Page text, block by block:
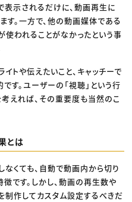
示されるだけに、動画再生に
す。一方で、他の動画媒体である
使われることがなかったという事
トや伝えたいこと、キャッチーで
す。ユーザーの「視聴」という行
えれば、その重要度も当然のこ
とは
くても、自動で動画内から切り
です。しかし、動画の再生数や
制作してカスタム設定するべきだ